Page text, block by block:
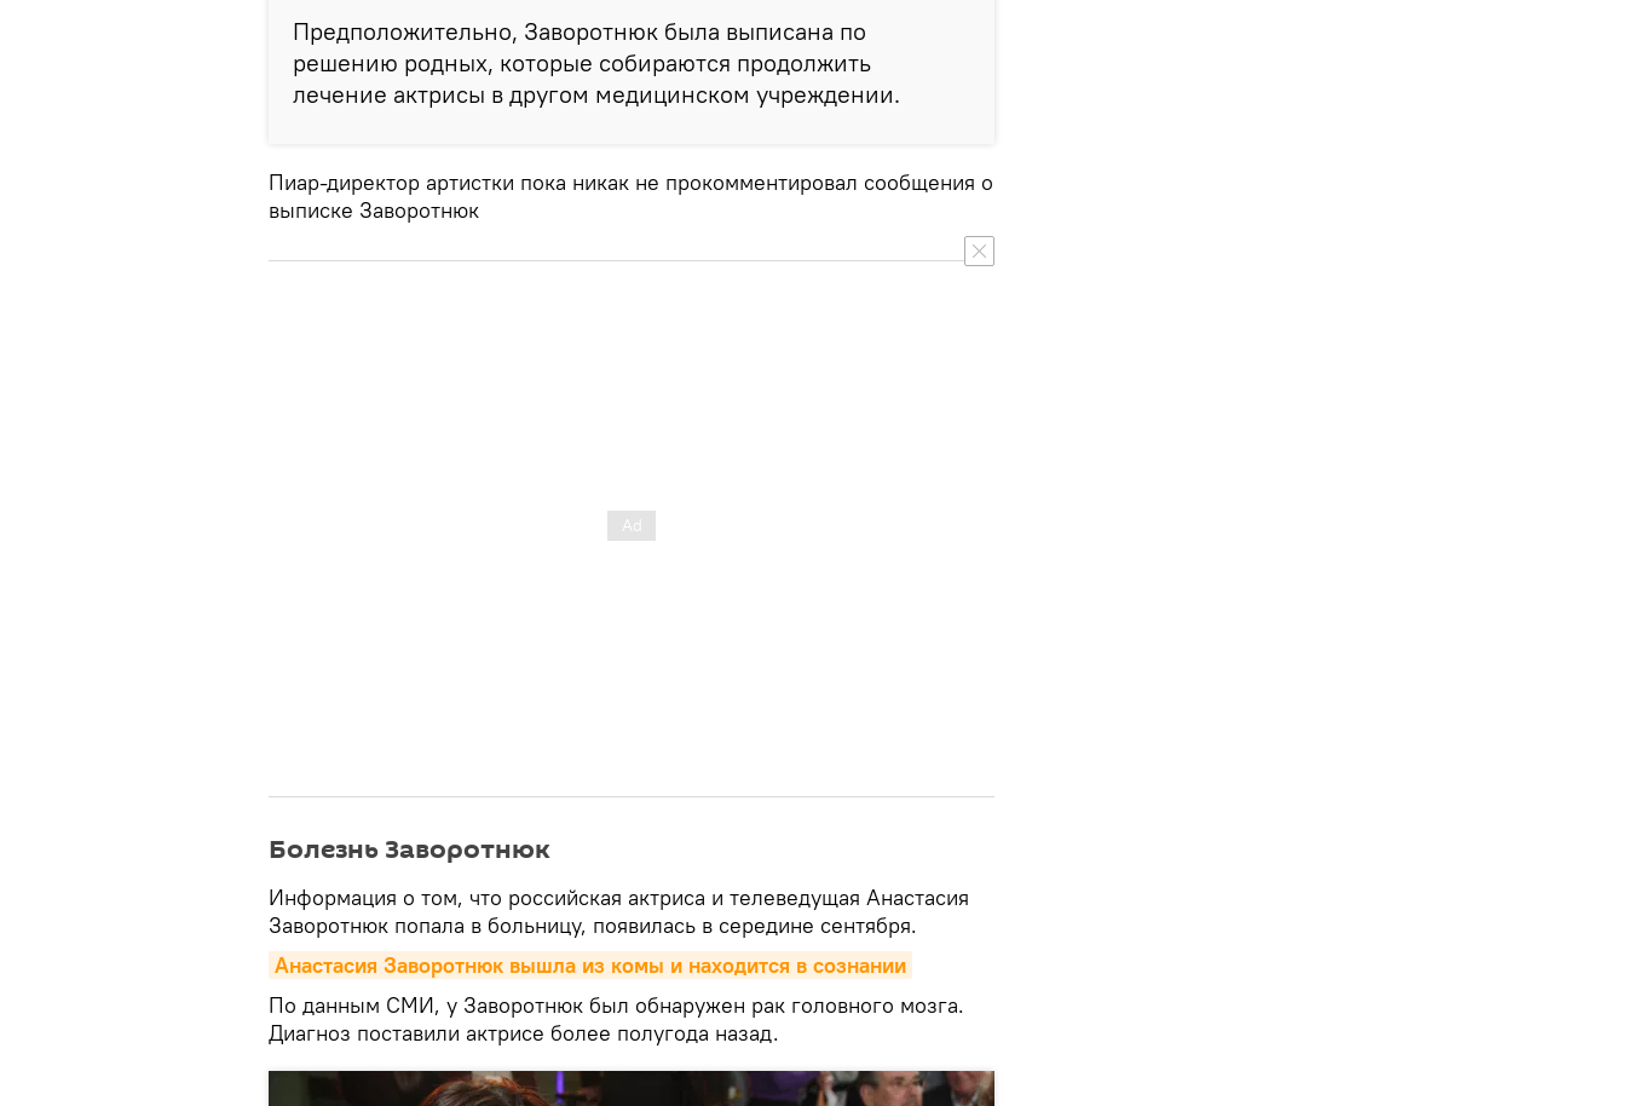
Предположительно, Заворотнюк была выписана по
решению родных, которые собираются продолжить
лечение актрисы в другом медицинском учреждении.
Пиар-директор артистки пока никак не прокомментировал сообщения о
выписке Заворотнюк
Болезнь Заворотнюк
Информация о том, что российская актриса и телеведущая Анастасия
Заворотнюк попала в больницу, появилась в середине сентября.
Анастасия Заворотнюк вышла из комы и находится в сознании
По данным СМИ, у Заворотнюк был обнаружен рак головного мозга.
Диагноз поставили актрисе более полугода назад.